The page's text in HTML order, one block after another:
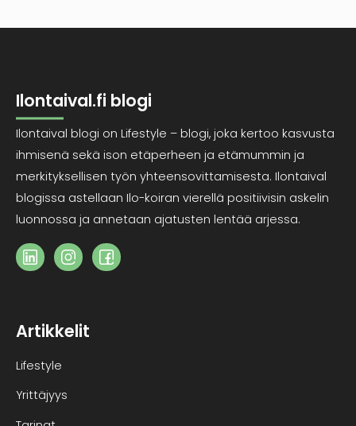
Ilontaival.fi blogi
Ilontaival blogi on Lifestyle – blogi, joka kertoo kasvusta
ihmisenä sekä ison etäperheen ja etämummin ja
merkityksellisen työn yhteensovittamisesta. Ilontaival
blogissa astellaan Ilo-koiran vierellä positiivisin askelin
luonnossa ja annetaan ajatusten lentää arjessa.
Artikkelit
Lifestyle
Yrittäjyys